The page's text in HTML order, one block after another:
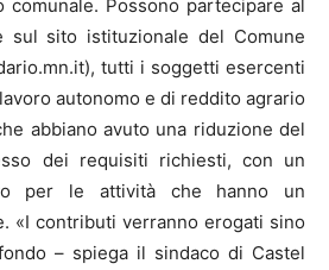
Possono partecipare al
sul sito istituzionale del Comune
tutti i soggetti esercenti
autonomo e di reddito agrario
abbiano avuto una riduzione del
dei requisiti richiesti, con un
per le attività che hanno un
«I contributi verranno erogati sino
– spiega il sindaco di Castel